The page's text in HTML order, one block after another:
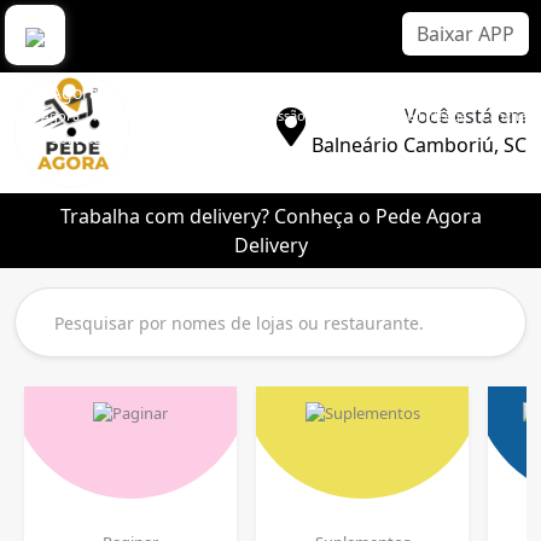
Pede Agora Delivery
Pede Agora | Aplicativo Delivery Sem Comissão | Melhor App de Entrega | Lanche |
Pizza | Sorvete | Bebidas
Baixar APP
Você está em
Balneário Camboriú, SC
Trabalha com delivery? Conheça o Pede Agora
Delivery